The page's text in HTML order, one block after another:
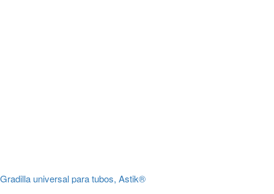
Gradilla universal para tubos, Astik®